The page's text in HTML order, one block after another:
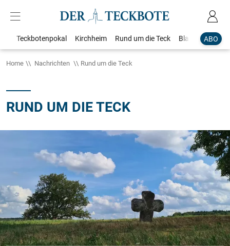
ABO
Teckbotenpokal Kirchheim Rund um die Teck Blaulicht
Home Nachrichten Rund um die Teck
RUND UM DIE TECK